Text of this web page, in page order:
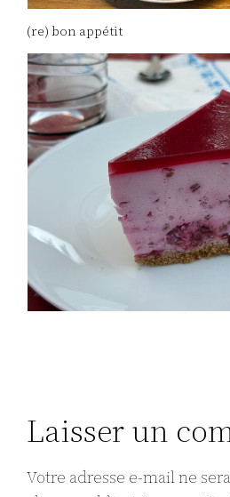
(re) bon appétit
Laisser un
Votre adresse e-mail ne